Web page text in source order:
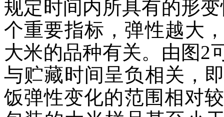
规定时间内所具有的形
个重要指标，弹性越大
大米的品种有关。由图2
与贮藏时间呈负相关，
饭弹性变化的范围相对